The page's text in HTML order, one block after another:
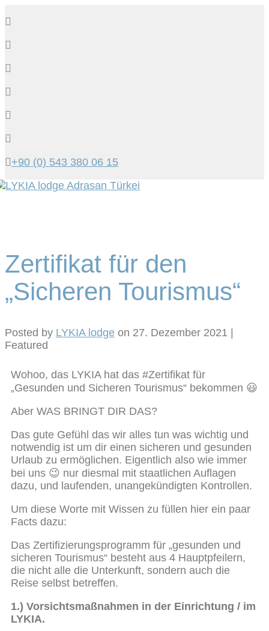
+90 (0) 543 380 06 15
Zertifikat für den
„Sicheren Tourismus“
Posted by LYKIA lodge on 27. Dezember 2021 |
Featured
Wohoo, das LYKIA hat das #Zertifikat für
„Gesunden und Sicheren Tourismus“ bekommen 😃
Aber WAS BRINGT DIR DAS?
Das gute Gefühl das wir alles tun was wichtig und
notwendig ist um dir einen sicheren und gesunden
Urlaub zu ermöglichen. Eigentlich also wie immer
bei uns 😉 nur diesmal mit staatlichen Auflagen
dazu, und laufenden, unangekündigten Kontrollen.
Um diese Worte mit Wissen zu füllen hier ein paar
Facts dazu:
Das Zertifizierungsprogramm für „gesunden und
sicheren Tourismus“ besteht aus 4 Hauptpfeilern,
die nicht alle die Unterkunft, sondern auch die
Reise selbst betreffen.
1.) Vorsichtsmaßnahmen in der Einrichtung / im
LYKIA.